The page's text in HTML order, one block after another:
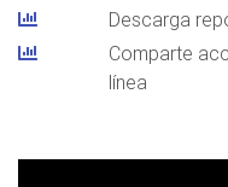
Descarga
Comparte
línea